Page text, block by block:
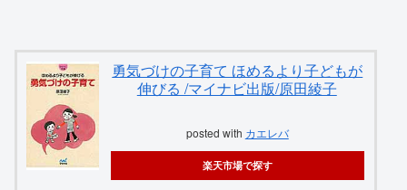
勇気づけの子育て ほめるより子どもが
伸びる /マイナビ出版/原田綾子
posted with カエレバ
楽天市場で探す